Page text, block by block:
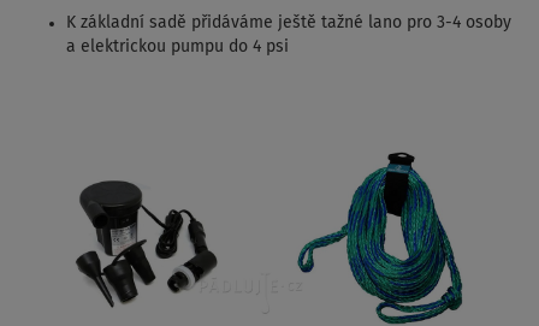
K základní sadě přidáváme ještě tažné lano pro 3-4 osoby
a elektrickou pumpu do 4 psi